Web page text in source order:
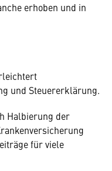
erhoben und in
und Steuererklärung.
Halbierung der
für viele